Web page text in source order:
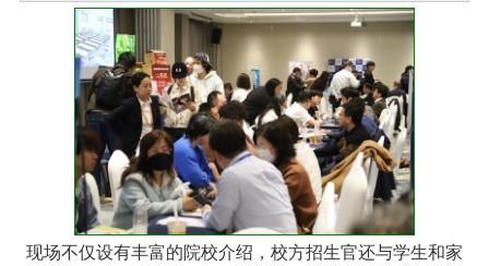
现场不仅设有丰富的院校介绍，校方招生官还与学生和家